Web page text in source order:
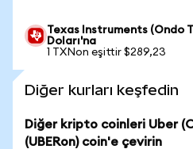
Texas Instruments (Ondo
Doları'na
1 TXNon eşittir $289,23
Diğer kurları keşfedin
Diğer kripto coinleri Uber
(UBERon) coin'e çevirin